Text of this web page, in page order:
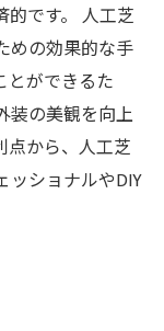
です。 人工芝
めの効果的な手
とができるた
装の美観を向上
点から、人工芝
ッショナルやDIY